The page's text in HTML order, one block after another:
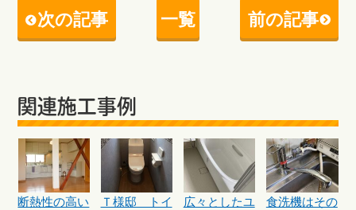
次の記事 一覧 前の記事
関連施工事例
断熱性の高い
Ｔ様邸 トイ
広々としたユ
食洗機はその